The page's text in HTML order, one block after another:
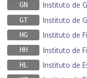
GN Instituto de
GT Instituto de
HG Instituto de
HH Instituto de
HL Instituto de